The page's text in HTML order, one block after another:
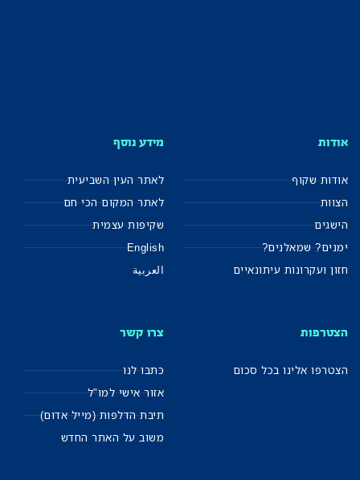
אודות
אודות שקוף
הצוות
הישגים
ימנים? שמאלנים?
חזון ועקרונות עיתונאיים
מידע נוסף
לאתר העין השביעית
לאתר המקום הכי חם
שקיפות עצמית
English
العربية
הצטרפות
הצטרפו אלינו בכל סכום
צרו קשר
כתבו לנו
אזור אישי למו"ל
תיבת הדלפות (מייל אדום)
משוב על האתר החדש